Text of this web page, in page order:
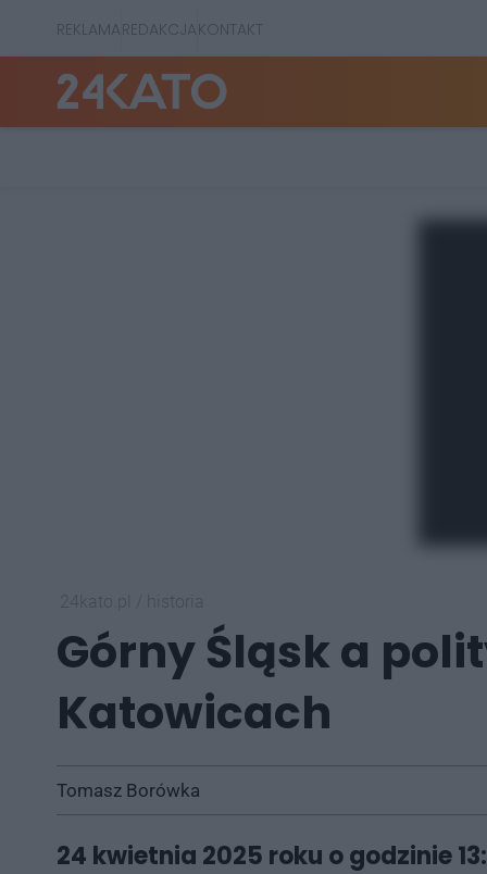
REKLAMAREDAKCJAKONTAKT
Górny Śląsk a
Katowicach
Tomasz Borówka
24 kwietnia 2025 roku o godzinie